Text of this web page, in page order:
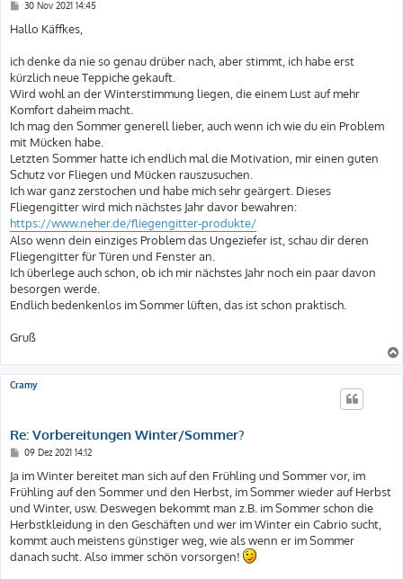
B
i
t
a
g
30 Nov 2021 14:45
Hallo Käffkes,
ich denke da nie so genau drüber nach, aber stimmt, ich habe erst
kürzlich neue Teppiche gekauft.
Wird wohl an der Winterstimmung liegen, die einem Lust auf mehr
Komfort daheim macht.
Ich mag den Sommer generell lieber, auch wenn ich wie du ein Problem
mit Mücken habe.
Letzten Sommer hatte ich endlich mal die Motivation, mir einen guten
Schutz vor Fliegen und Mücken rauszusuchen.
Ich war ganz zerstochen und habe mich sehr geärgert. Dieses
Fliegengitter wird mich nächstes Jahr davor bewahren:
https://www.neher.de/fliegengitter-produkte/
Also wenn dein einziges Problem das Ungeziefer ist, schau dir deren
Fliegengitter für Türen und Fenster an.
Ich überlege auch schon, ob ich mir nächstes Jahr noch ein paar davon
besorgen werde.
Endlich bedenkenlos im Sommer lüften, das ist schon praktisch.
Gruß
Cramy
Re: Vorbereitungen Winter/Sommer?
B
i
t
r
a
g
09 Dez 2021 14:12
Ja im Winter bereitet man sich auf den Frühling und Sommer vor, im
Frühling auf den Sommer und den Herbst, im Sommer wieder auf Herbst
und Winter, usw. Deswegen bekommt man z.B. im Sommer schon die
Herbstkleidung in den Geschäften und wer im Winter ein Cabrio sucht,
kommt auch meistens günstiger weg, wie als wenn er im Sommer
danach sucht. Also immer schön vorsorgen!